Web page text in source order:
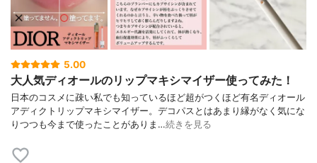
5.00
大人気ディオールのリップマキシマイザー使ってみた！
日本のコスメに疎い私でも知っているほど超がつくほど有名ディオール
アディクトリップマキシマイザー。デコパスとはあまり縁がなく気にな
りつつも今まで使ったことがありま…続きを見る